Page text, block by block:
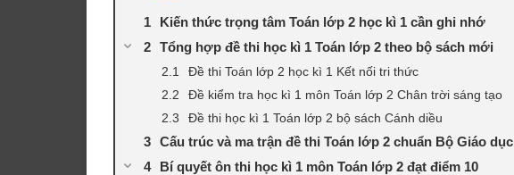
Kiến thức trọng tâm Toán lớp 2 học kì 1 cần ghi nhớ
Tổng hợp đề thi học kì 1 Toán lớp 2 theo bộ sách mới
Đề thi Toán lớp 2 học kì 1 Kết nối tri thức
Đề kiểm tra học kì 1 môn Toán lớp 2 Chân trời sáng tạo
Đề thi học kì 1 Toán lớp 2 bộ sách Cánh diều
Cấu trúc và ma trận đề thi Toán lớp 2 chuẩn Bộ Giáo dục
Bí quyết ôn thi học kì 1 môn Toán lớp 2 đạt điểm 10